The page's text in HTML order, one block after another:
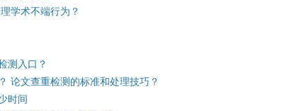
学术不端行为？
测入口？
论文查重检测的标准和处理技巧？
时间